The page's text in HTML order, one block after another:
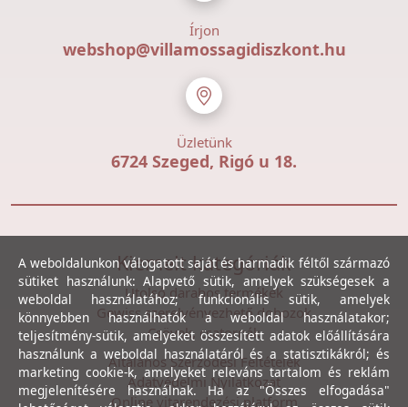
Írjon
webshop@villamossagidiszkont.hu
Üzletünk
6724 Szeged, Rigó u 18.
Kiemelt kategóriák
Utolsó darabos termékek
Gewiss szerelvényezhető dobozok
Csövek, csatornák
Általános Szerződési Feltételek
Adatvédelmi Nyilatkozat
Online vitarendezési platform
A weboldalunkon válogatott saját és harmadik féltől származó
sütiket használunk: Alapvető sütik, amelyek szükségesek a
weboldal használatához; funkcionális sütik, amelyek
könnyebben használhatók a weboldal használatakor;
teljesítmény-sütik, amelyeket összesített adatok előállítására
használunk a weboldal használatáról és a statisztikákról; és
marketing cookie-k, amelyeket releváns tartalom és reklám
megjelenítésére használnak. Ha az "Összes elfogadása"